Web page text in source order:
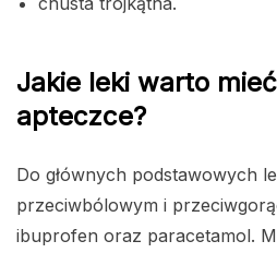
Jakie leki warto
apteczce?
Do głównych podstawowych
przeciwbólowym i
ibuprofen oraz paracetamol.